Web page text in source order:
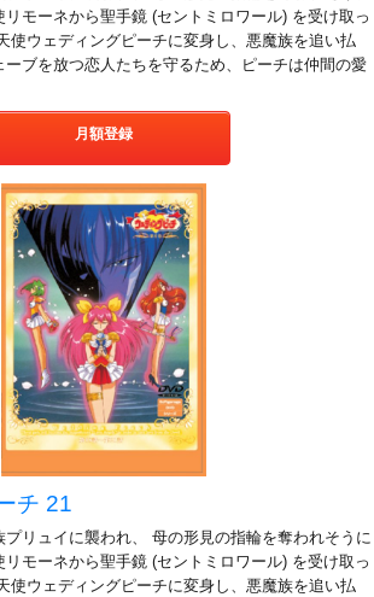
モーネから聖手鏡 (セントミロワール) を受け取っ
使ウェディングピーチに変身し、悪魔族を追い払
ーブを放つ恋人たちを守るため、ピーチは仲間の愛
月額登録
チ 21
リュイに襲われ、 母の形見の指輪を奪われそうに
モーネから聖手鏡 (セントミロワール) を受け取っ
使ウェディングピーチに変身し、悪魔族を追い払